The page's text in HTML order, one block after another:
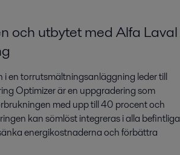
och utbytet med Alfa Laval
i en torrutsmältningsanläggning leder till
Optimizer är en uppgradering som
med upp till 40 procent och
kan sömlöst integreras i alla befintliga
energikostnaderna och förbättra